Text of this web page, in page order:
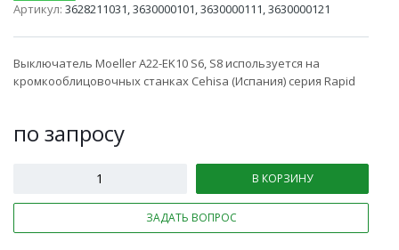
Артикул: 3628211031, 3630000101, 3630000111, 3630000121
Выключатель Moeller A22-EK10 S6, S8 используется на
кромкооблицовочных станках Cehisa (Испания) серия Rapid
по запросу
В КОРЗИНУ
ЗАДАТЬ ВОПРОС